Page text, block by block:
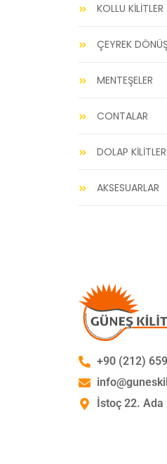
KOLLU KİLİTLER
ÇEYREK
MENTEŞELER
CONTALAR
DOLAP
AKSESUARLAR
+90 (212)
İstoç 22.